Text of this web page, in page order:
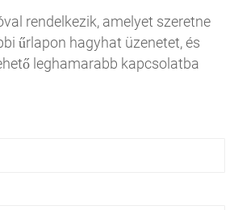
rendelkezik, amelyet szeretne
űrlapon hagyhat üzenetet, és
leghamarabb kapcsolatba